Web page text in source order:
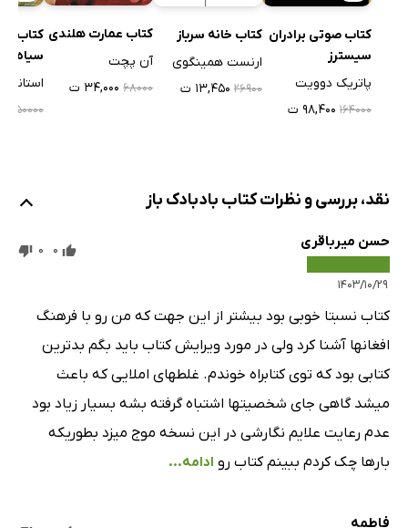
کتاب صوتی برادران
سیسترز
پاتریک دوویت
۱۶۴۰۰۰ ۹۸,۴۰۰ ت
کتاب خانه سرباز
ارنست همینگوی
۲۶۹۰۰ ۱۳,۴۵۰ ت
کتاب عمارت هلندی
آن پچت
۶۸۰۰۰ ۳۴,۰۰۰ ت
کتاب
سیاه
استاندال
۵۵۰۰۰۰
نقد، بررسی و نظرات کتاب بادبادک باز
حسن میرباقری
۱۴۰۳/۱۰/۲۹
0
0
کتاب نسبتا خوبی بود بیشتر از این جهت که من رو با فرهنگ
افغانها آشنا کرد ولی در مورد ویرایش کتاب باید بگم بدترین
کتابی بود که توی کتابراه خوندم. غلطهای املایی که باعث
میشد گاهی جای شخصیتها اشتباه گرفته بشه بسیار زیاد بود
عدم رعایت علایم نگارشی در این نسخه موج میزد بطوریکه
بارها چک کردم ببینم کتاب رو ادامه...
فاطمه